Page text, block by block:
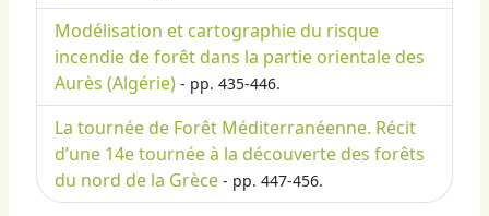
Modélisation et cartographie du risque
incendie de forêt dans la partie orientale des
Aurès (Algérie) - pp. 435-446.
La tournée de Forêt Méditerranéenne. Récit
d’une 14e tournée à la découverte des forêts
du nord de la Grèce - pp. 447-456.